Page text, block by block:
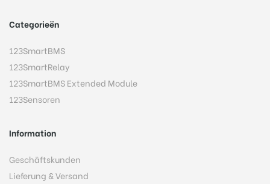
Categorieën
123SmartBMS
123SmartRelay
123SmartBMS Extended Module
123Sensoren
Information
Geschäftskunden
Lieferung & Versand